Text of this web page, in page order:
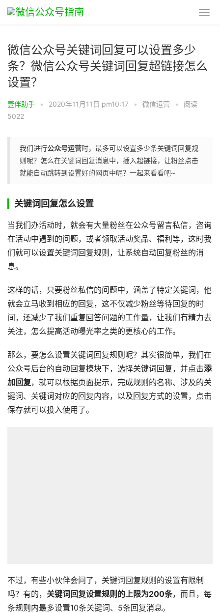
微信公众号关键词回复可以设置多少
条？微信公众号关键词回复超链接怎么
设置？
壹伴助手 • 2020年11月11日 pm10:17 • 微信运营 •
阅读
5022
我们进行公众号运营时，最多可以设置多少条关键词回复规
则呢？怎么在关键词回复消息中，插入超链接，让粉丝点击
就能自动跳转到设置好的网页中呢？一起来看看吧~
关键词回复怎么设置
当我们办活动时，就会有大量粉丝在公众号留言私信，咨询
在活动中遇到的问题，或者领取活动奖品、福利等，这时我
们就可以设置关键词回复规则，让系统自动回复粉丝的消
息。
这样的话，只要粉丝私信的问题中，涵盖了特定关键词，他
就会立马收到相应的回复，这不仅减少粉丝等待回复的时
间，还减少了我们重复回答问题的工作量，让我们有精力去
关注，怎么提高活动曝光率之类的更核心的工作。
那么，要怎么设置关键词回复规则呢？其实很简单，我们在
公众号后台的自动回复模块下，选择关键词回复，并点击添
加回复，就可以根据页面提示，完成规则的名称、涉及的关
键词、关键词对应的回复内容，以及回复方式的设置，点击
保存就可以投入使用了。
不过，有些小伙伴会问了，关键词回复规则的设置有限制
吗？有的， 关键词回复设置规则的上限为200条，而且，每
条规则内最多设置10条关键词、5条回复消息。